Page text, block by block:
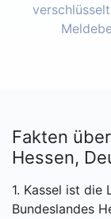
Fakten
Hessen,
1. Kassel ist die
Bundeslandes